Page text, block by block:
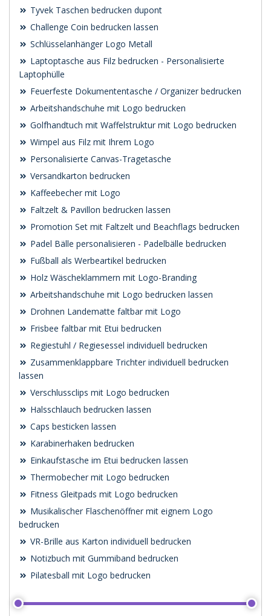
Tyvek Taschen bedrucken dupont
Challenge Coin bedrucken lassen
Schlüsselanhänger Logo Metall
Laptoptasche aus Filz bedrucken - Personalisierte
Laptophülle
Feuerfeste Dokumententasche / Organizer bedrucken
Arbeitshandschuhe mit Logo bedrucken
Golfhandtuch mit Waffelstruktur mit Logo bedrucken
Wimpel aus Filz mit Ihrem Logo
Personalisierte Canvas-Tragetasche
Versandkarton bedrucken
Kaffeebecher mit Logo
Faltzelt & Pavillon bedrucken lassen
Promotion Set mit Faltzelt und Beachflags bedrucken
Padel Bälle personalisieren - Padelbälle bedrucken
Fußball als Werbeartikel bedrucken
Holz Wäscheklammern mit Logo-Branding
Arbeitshandschuhe mit Logo bedrucken lassen
Drohnen Landematte faltbar mit Logo
Frisbee faltbar mit Etui bedrucken
Regiestuhl / Regiesessel individuell bedrucken
Zusammenklappbare Trichter individuell bedrucken
lassen
Verschlussclips mit Logo bedrucken
Halsschlauch bedrucken lassen
Caps besticken lassen
Karabinerhaken bedrucken
Einkaufstasche im Etui bedrucken lassen
Thermobecher mit Logo bedrucken
Fitness Gleitpads mit Logo bedrucken
Musikalischer Flaschenöffner mit eignem Logo
bedrucken
VR-Brille aus Karton individuell bedrucken
Notizbuch mit Gummiband bedrucken
Pilatesball mit Logo bedrucken